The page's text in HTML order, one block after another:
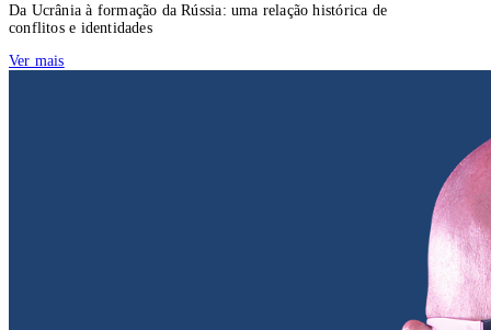
Da Ucrânia à formação da Rússia: uma relação histórica de
conflitos e identidades
Ver mais